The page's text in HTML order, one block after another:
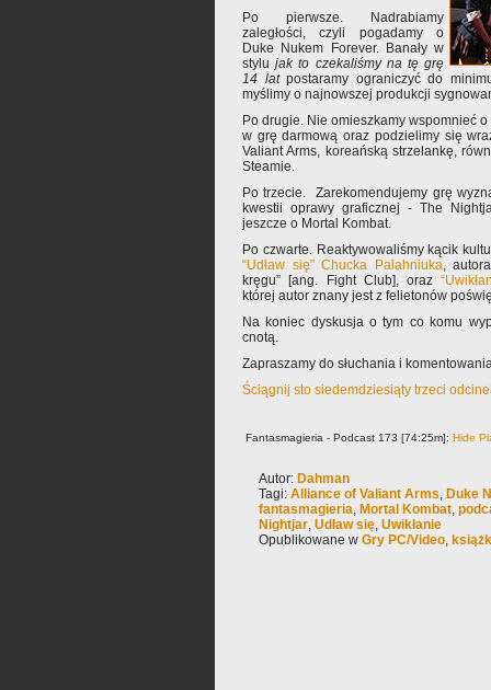
Po pierwsze. Nadrabiamy
zaległości, czyli pogadamy o
Duke Nukem Forever. Banały w
stylujak to czekaliśmy na tę grę
14 latpostaramy ograniczyć do
myślimy o najnowszej produkcji
Po drugie. Nie omieszkamy wspomnieć
w grę darmową oraz podzielimy się
Valiant Arms, koreańską strzelankę,
Steamie.
Po trzecie. Zarekomendujemy grę
kwestii oprawy graficznej - The
jeszcze o Mortal Kombat.
Po czwarte. Reaktywowaliśmy kącik
“Udław się” Chucka Palahniuka,
kręgu” [ang. Fight Club], oraz
której autor znany jest z felietonów
Na koniec dyskusja o tym co komu
cnotą.
Zapraszamy do słuchania i
Ściągnij sto siedemdziesiąty trzeci
Fantasmagieria - Podcast 173 [74:25m]: Hide
Autor: Dahman
Tagi: Alliance of Valiant Arms, Duke
fantasmagieria, Mortal Kombat,
Nightjar, Udław się, Uwikłanie
Opublikowane w Gry PC/Video,